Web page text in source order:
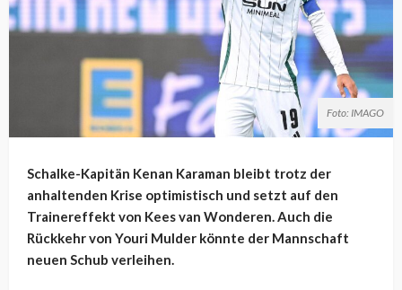
Foto: IMAGO
Schalke-Kapitän Kenan Karaman bleibt trotz der
anhaltenden Krise optimistisch und setzt auf den
Trainereffekt von Keesvan Wonderen. Auch die
Rückkehr von Youri Mulder könnte der Mannschaft
neuen Schub verleihen.